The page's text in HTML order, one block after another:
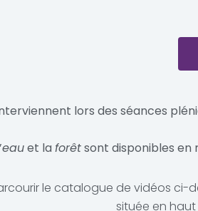
lors des séances
eauet la forêtsont disponibles
le catalogue de vidéos ci-
située en